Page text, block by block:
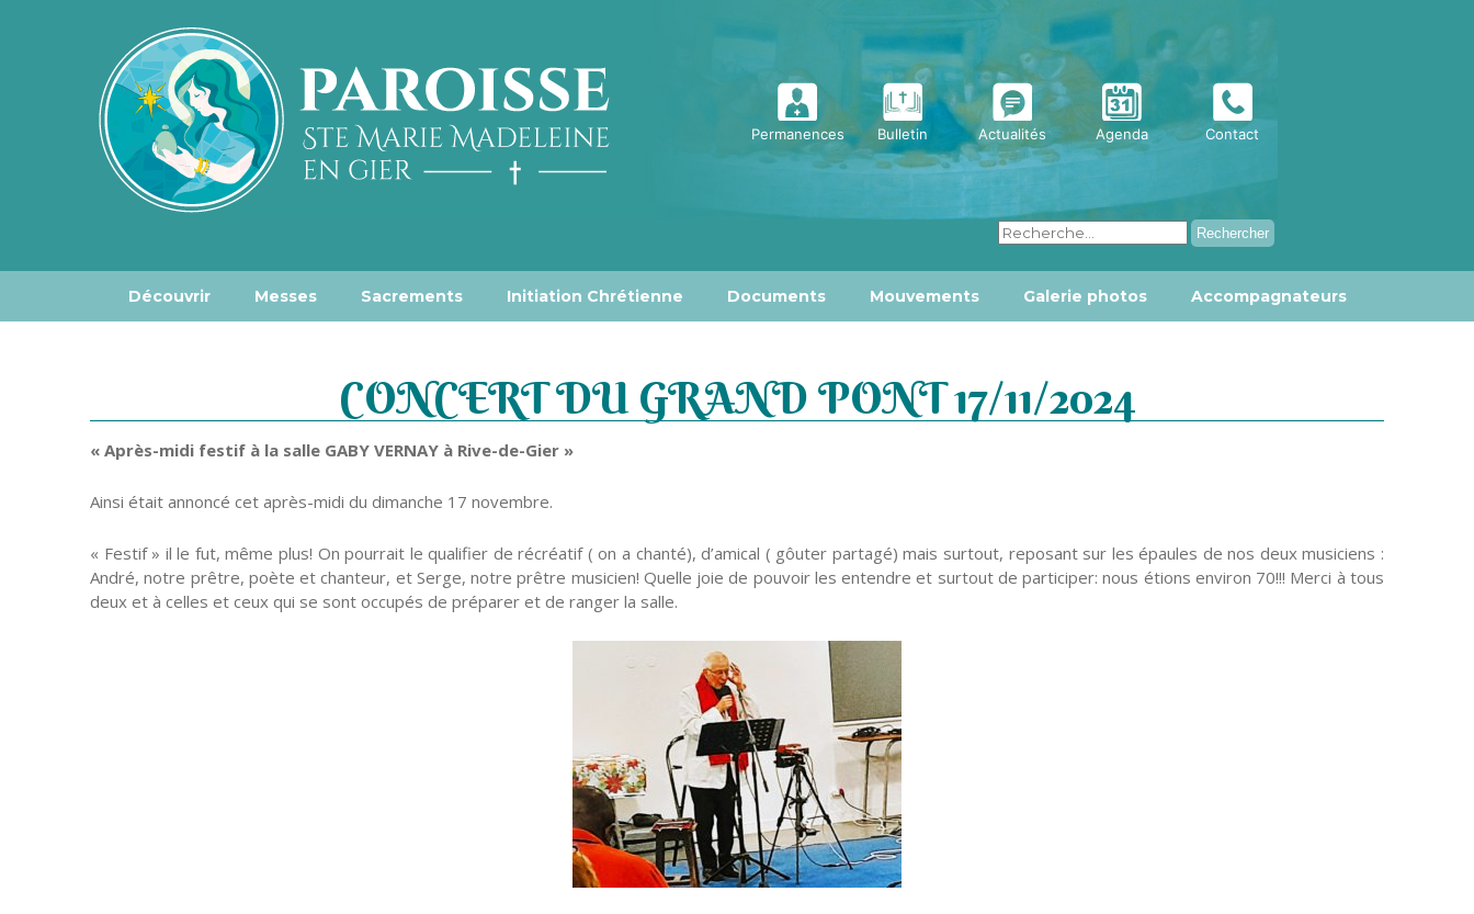
Permanences Bulletin Actualités Agenda Contact
Découvrir Messes Sacrements Initiation Chrétienne Documents Mouvements Galerie photos Accompagnateurs
CONCERT DU GRAND PONT 17/11/2024
« Après-midi festif à la salle GABY VERNAY à Rive-de-Gier »
Ainsi était annoncé cet après-midi du dimanche 17 novembre.
« Festif » il le fut, même plus! On pourrait le qualifier de récréatif ( on a chanté), d’amical ( gôuter partagé) mais surtout, reposant sur les épaules de nos deux musiciens :
André, notre prêtre, poète et chanteur, et Serge, notre prêtre musicien! Quelle joie de pouvoir les entendre et surtout de participer: nous étions environ 70!!! Merci à tous
deux et à celles et ceux qui se sont occupés de préparer et de ranger la salle.